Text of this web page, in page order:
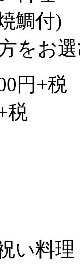
鯛付)
をお
円+
税
い料